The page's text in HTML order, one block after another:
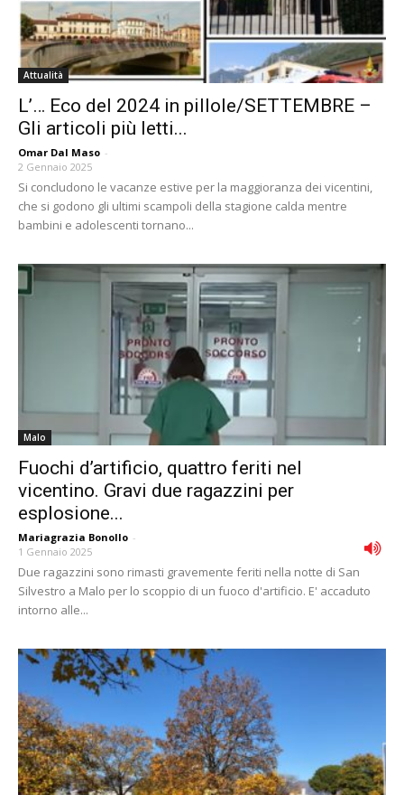
Attualità
L’… Eco del 2024 in pillole/SETTEMBRE –
Gli articoli più letti...
Omar Dal Maso -
2 Gennaio 2025
Si concludono le vacanze estive per la maggioranza dei vicentini,
che si godono gli ultimi scampoli della stagione calda mentre
bambini e adolescenti tornano...
Malo
Fuochi d’artificio, quattro feriti nel
vicentino. Gravi due ragazzini per
esplosione...
Mariagrazia Bonollo -
1 Gennaio 2025
Due ragazzini sono rimasti gravemente feriti nella notte di San
Silvestro a Malo per lo scoppio di un fuoco d'artificio. E' accaduto
intorno alle...